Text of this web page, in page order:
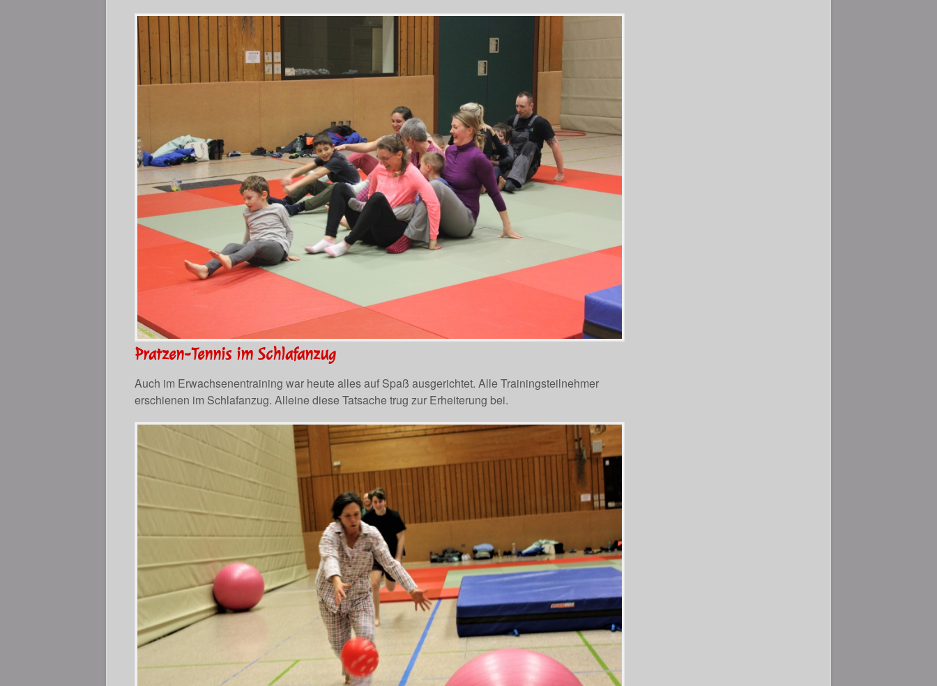
Pratzen-Tennis im Schlafanzug
Auch im Erwachsenentraining war heute alles auf Spaß ausgerichtet. Alle Trainingsteilnehmer
erschienen im Schlafanzug. Alleine diese Tatsache trug zur Erheiterung bei.